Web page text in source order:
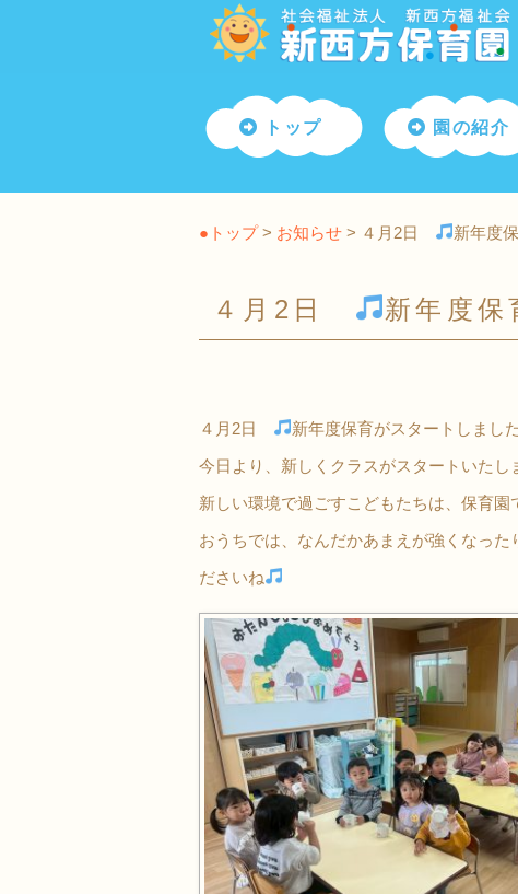
トップ 園の紹介
●トップ> お知らせ > ４月2日 新年度
４月2日 新年度保
４月2日
新年度保育がスタートしました
今日より、新しくクラスがスタートいたし
新しい環境で過ごすこどもたちは、保育園
おうちでは、なんだかあまえが強くなっ
ださいね